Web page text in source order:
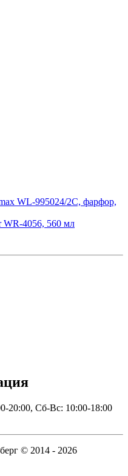
WL-995024/2C, фарфор,
WR-4056, 560 мл
20:00, Сб-Вс: 10:00-18:00
© 2014 - 2026